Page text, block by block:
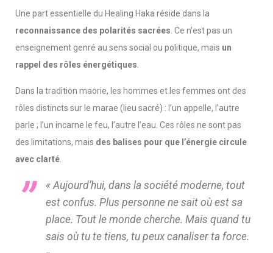
Une part essentielle du Healing Haka réside dans la
reconnaissance des polarités sacrées . Ce n’est pas un
enseignement genré au sens social ou politique, mais un
rappel des rôles énergétiques
Dans la tradition maorie, les hommes et les femmes ont des
rôles distincts sur le marae (lieu sacré) : l’un appelle, l’autre
parle ; l’un incarne le feu, l’autre l’eau. Ces rôles ne sont pas
des limitations, mais des balises pour que l’énergie circule
avec clarté
« Aujourd’hui, dans la société moderne, tout
est confus. Plus personne ne sait où est sa
place. Tout le monde cherche. Mais quand tu
sais où tu te tiens, tu peux canaliser ta force.